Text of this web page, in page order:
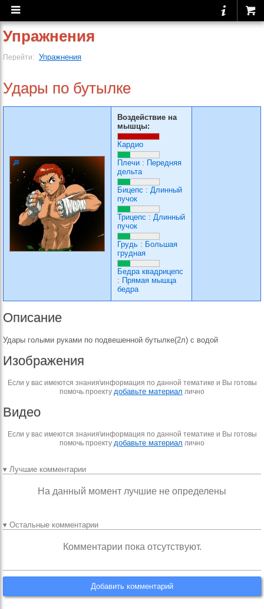
Упражнения
Перейти: Упражнения
Удары по бутылке
Воздействие на
мышцы:
Кардио
Плечи : Передняя
дельта
Бицепс : Длинный
пучок
Трицепс : Длинный
пучок
Грудь : Большая
грудная
Бедра квадрицепс
: Прямая мышца
бедра
Описание
Удары голыми руками по подвешенной бутылке(2л) с водой
Изображения
Если у вас имеются знания\информация по данной тематике и Вы готовы
помочь проекту добавьте материал лично
Видео
Если у вас имеются знания\информация по данной тематике и Вы готовы
помочь проекту добавьте материал лично
▾ Лучшие комментарии
На данный момент лучшие не определены
▾ Остальные комментарии
Комментарии пока отсутствуют.
Добавить комментарий